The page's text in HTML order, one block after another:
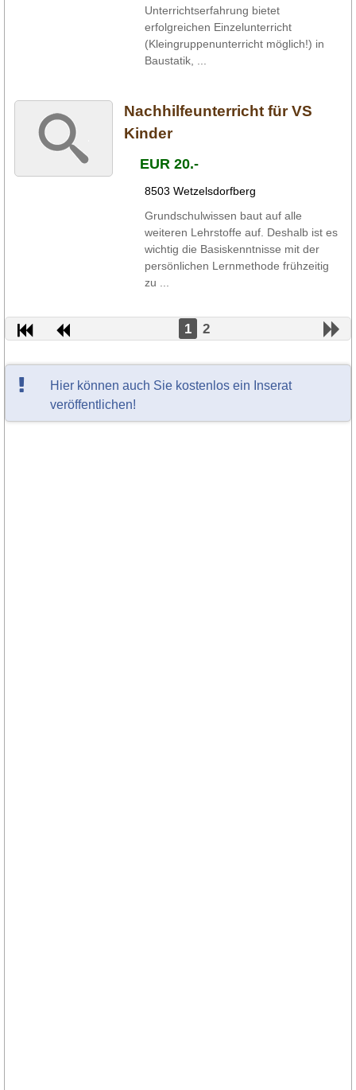
Unterrichtserfahrung bietet
erfolgreichen Einzelunterricht
(Kleingruppenunterricht möglich!) in
Baustatik, ...
Nachhilfeunterricht für VS
Kinder
EUR 20.-
8503 Wetzelsdorfberg
Grundschulwissen baut auf alle
weiteren Lehrstoffe auf. Deshalb ist es
wichtig die Basiskenntnisse mit der
persönlichen Lernmethode frühzeitig
zu ...
1 2
Hier können auch Sie kostenlos ein Inserat
veröffentlichen!